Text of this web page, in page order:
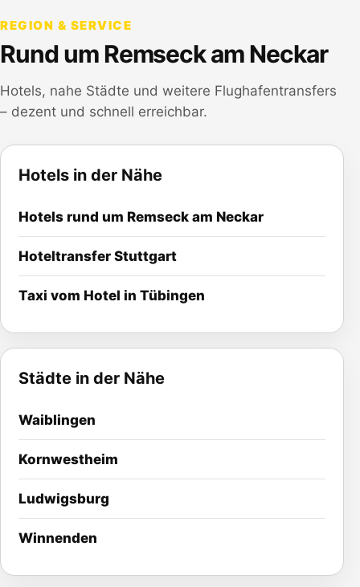
REGION & SERVICE
Rund umRemseck am Neckar
Hotels, nahe Städte und weitere Flughafentransfers
– dezent und schnell erreichbar.
Hotels in der Nähe
Hotels rund um Remseck am Neckar
Hoteltransfer Stuttgart
Taxi vom Hotel in Tübingen
Städte in der Nähe
Waiblingen
Kornwestheim
Ludwigsburg
Winnenden